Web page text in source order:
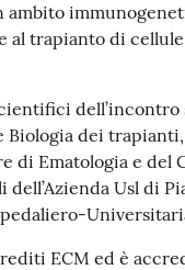
ambito
al trapianto di
dell’incontro
Biologia dei
di Ematologia e del
dell’Azienda Usl di
ECM ed è